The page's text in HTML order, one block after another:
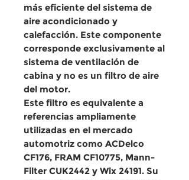
más eficiente del sistema de
aire acondicionado y
calefacción. Este componente
corresponde exclusivamente al
sistema de ventilación de
cabina y no es un filtro de aire
del motor.
Este filtro es equivalente a
referencias ampliamente
utilizadas en el mercado
automotriz como ACDelco
CF176, FRAM CF10775, Mann-
Filter CUK2442 y Wix 24191. Su